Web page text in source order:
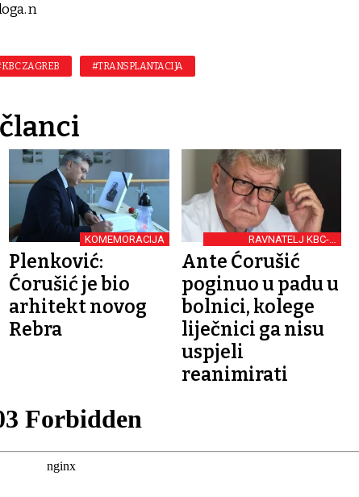
n
ZAGREB #TRANSPLANTACIJA
KOMEMORACIJA
Plenković:
Ćorušić je bio
arhitekt novog
Rebra
RAVNATELJ KBC-A
ZAGREB
Ante Ćorušić
poginuo u padu u
bolnici, kolege
liječnici ga nisu
uspjeli
reanimirati